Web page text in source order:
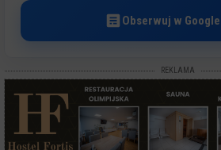
Obserwuj w
REKLAMA